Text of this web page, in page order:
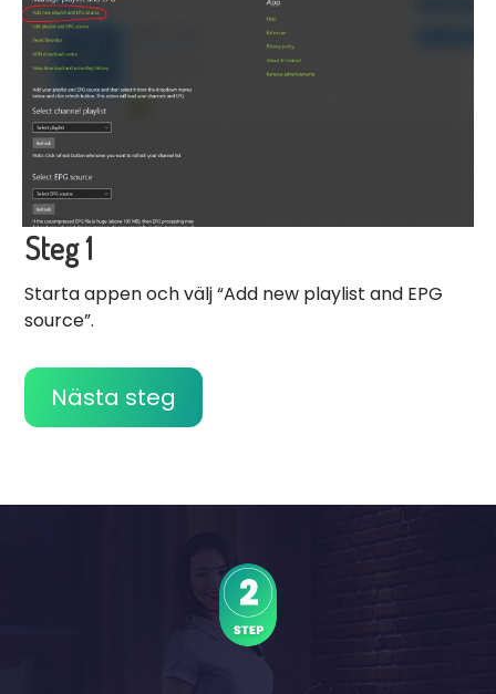
Steg 1
Starta appen och välj “Add new playlist and EPG
source”.
Nästa steg